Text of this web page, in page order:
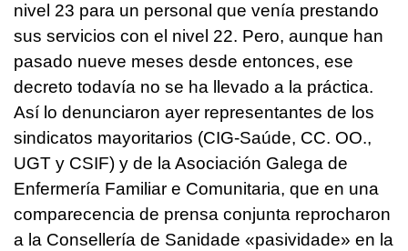
nivel 23 para un personal que venía prestando
sus servicios con el nivel 22. Pero, aunque han
pasado nueve meses desde entonces, ese
decreto todavía no se ha llevado a la práctica.
Así lo denunciaron ayer representantes de los
sindicatos mayoritarios (CIG-Saúde, CC. OO.,
UGT y CSIF) y de la Asociación Galega de
Enfermería Familiar e Comunitaria, que en una
comparecencia de prensa conjunta reprocharon
a la Consellería de Sanidade «pasividade» en la